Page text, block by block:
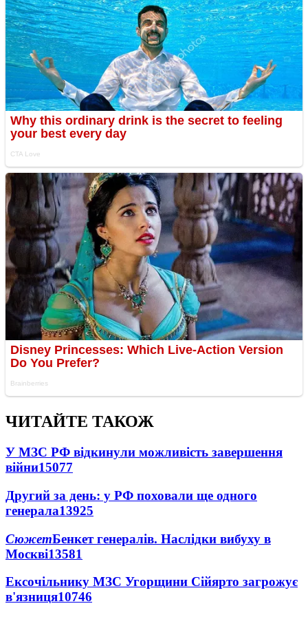
ЧИТАЙТЕ ТАКОЖ
У МЗС РФ відкинули можливість завершення
війни15077
Другий за день: у РФ поховали ще одного
генерала13925
СюжетБенкет генералів. Наслідки вибуху в
Москві13581
Ексочільнику МЗС Угорщини Сійярто загрожує
в'язниця10746